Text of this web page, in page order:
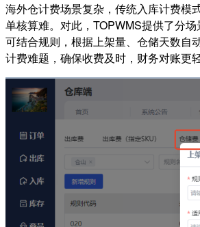
海外仓计费场景复杂，传统入库计费模
单核算难。对此，TOPWMS提供了分
可结合规则，根据上架量、仓储天数自
计费难题，确保收费及时，财务对账更轻